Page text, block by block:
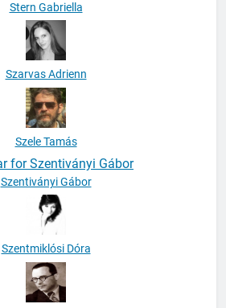
Stern Gabriella
Szarvas Adrienn
Szele Tamás
Szentiványi Gábor
Szentmiklósi Dóra